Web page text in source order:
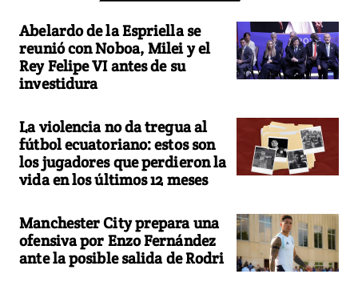
Abelardo de la Espriella se
reunió con Noboa, Milei y el
Rey Felipe VI antes de su
investidura
La violencia no da tregua al
fútbol ecuatoriano: estos son
los jugadores que perdieron la
vida en los últimos 12 meses
Manchester City prepara una
ofensiva por Enzo Fernández
ante la posible salida de Rodri